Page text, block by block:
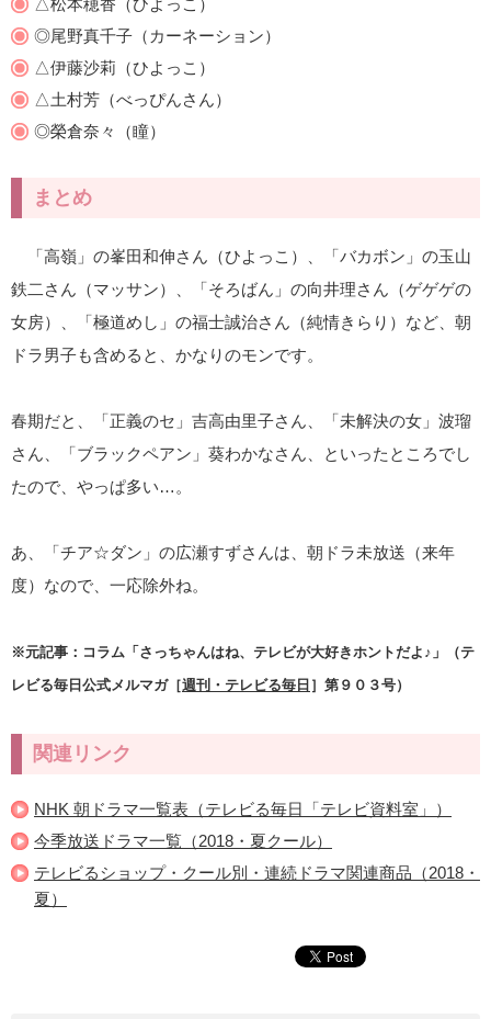
△松本穂香（ひよっこ）
◎尾野真千子（カーネーション）
△伊藤沙莉（ひよっこ）
△土村芳（べっぴんさん）
◎榮倉奈々（瞳）
まとめ
「高嶺」の峯田和伸さん（ひよっこ）、「バカボン」の玉山
鉄二さん（マッサン）、「そろばん」の向井理さん（ゲゲゲの
女房）、「極道めし」の福士誠治さん（純情きらり）など、朝
ドラ男子も含めると、かなりのモンです。
春期だと、「正義のセ」吉高由里子さん、「未解決の女」波瑠
さん、「ブラックペアン」葵わかなさん、といったところでし
たので、やっぱ多い…。
あ、「チア☆ダン」の広瀬すずさんは、朝ドラ未放送（来年
度）なので、一応除外ね。
※元記事：コラム「さっちゃんはね、テレビが大好きホントだよ♪」（テ
レビる毎日公式メルマガ［週刊・テレビる毎日 ］第９０３号）
関連リンク
NHK 朝ドラマ一覧表（テレビる毎日「テレビ資料室」）
今季放送ドラマ一覧（2018・夏クール）
テレビるショップ・クール別・連続ドラマ関連商品（2018・
夏）